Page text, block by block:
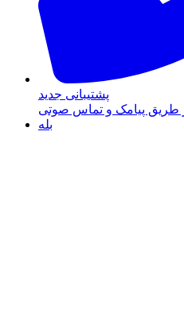
پشتیبانی جدید
طریق پیامک و تماس صوتی
بله